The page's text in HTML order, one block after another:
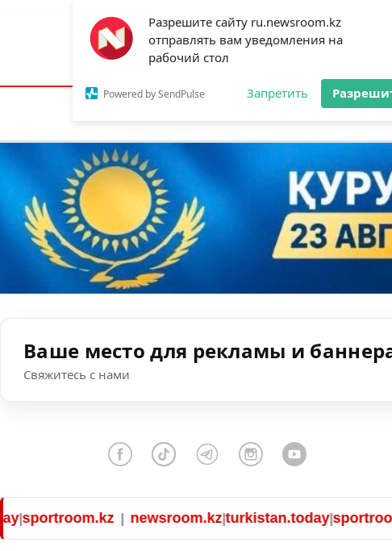
Разрешите сайту ru.newsroom.kz
отправлять вам уведомления на
рабочий стол
Powered by SendPulse Запретить
Астана:19°C Алматы:25°C Шымкент:
Новости
Ваше место для рекламы и
Свяжитесь с нами
|newsroom.kz|turkistan.today|